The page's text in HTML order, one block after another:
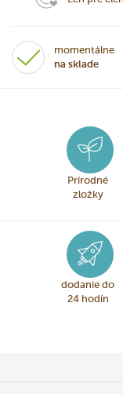
momentálne
na sklade
Prírodné
zložky
dodanie do
24 hodín